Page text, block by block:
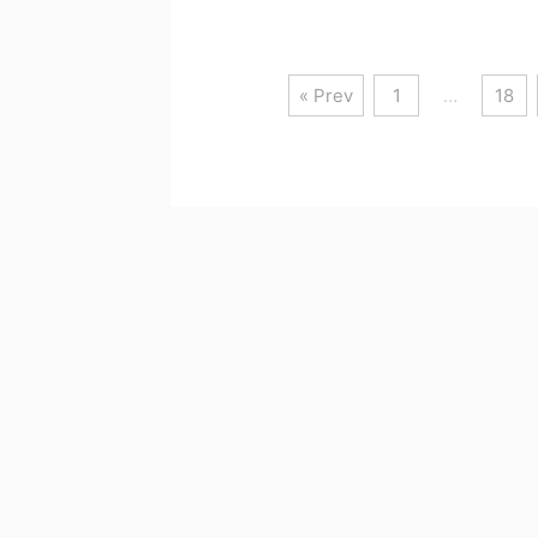
« Prev 1 … 18